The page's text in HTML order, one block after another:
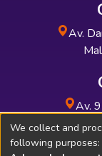
Av.
Av.
We collect and
following purposes: